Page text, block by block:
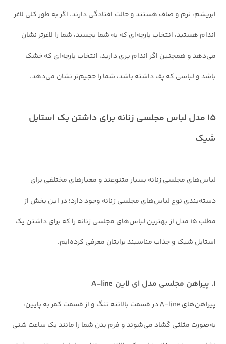
ابریشم، نرم و صاف هستند و حالت افتادگی دارند. اگر به طور کلی لاغر
اندام هستید، انتخاب پارچه‌ای که به شما بچسبد، شما را لاغرتر نشان
می‌دهد و همچنین اگر اندام پری دارید، انتخاب پارچه‌ای که خشک
باشد و لباسی که پف داشته باشد، شما را حجیم‌تر نشان می‌دهد.
۱۵ مدل لباس مجلسی زنانه برای داشتن یک استایل
شیک
لباس‌های مجلسی زنانه بسیار متنوعند و معیارهای مختلفی برای
دسته‌بندی نوع لباس‌های مجلسی زنانه وجود دارد؛ در این بخش از
مطلب ۱۵ مدل از بهترین لباس‌های مجلسی زنانه را که برای داشتن یک
استایل شیک و جذاب مناسبند برایتان معرفی کرده‌ایم.
۱. پیراهن مجلسی مدل ‌ای لاین A-line
پیراهن‌های A-line در قسمت بالاتنه تنگ و از قسمت کمر به پایین،
به‌صورت مثلثی گشاد می‌شوند و فرم بدن شما را مانند یک ساعت شنی